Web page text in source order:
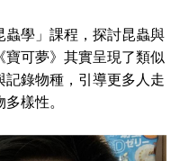
學」課程，探討昆蟲與
可夢》其實呈現了類似
記錄物種，引導更多人走
樣性。